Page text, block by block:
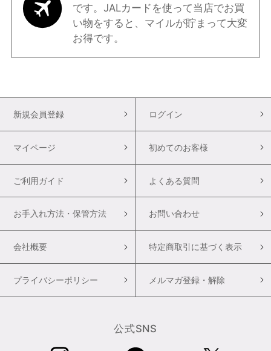
です。JALカードを使って当店でお買
い物をすると、マイルが貯まって大変
お得です。
新規会員登録 ログイン
マイページ 初めてのお客様
ご利用ガイド よくある質問
お手入れ方法・保管方法 お問い合わせ
会社概要 特定商取引に基づく表示
プライバシーポリシー メルマガ登録・解除
公式SNS